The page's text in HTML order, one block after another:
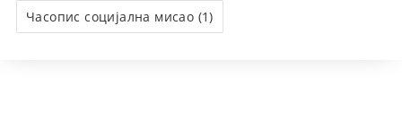
Часопис социјална мисао (1)